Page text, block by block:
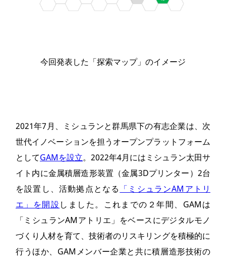
今回発表した「探索マップ」のイメージ
2021年7月、ミシュランと群馬県下の有志企業は、次
世代イノベーションを担うオープンプラットフォーム
としてGAMを設立。2022年4月にはミシュラン太田サ
イト内に金属積層造形装置（金属3Dプリンター）2台
を設置し、活動拠点となる 「ミシュランAMアトリ
エ」を開設 しました。これまでの２年間、GAMは
「ミシュランAMアトリエ」をベースにデジタルモノ
づくり人材を育て、技術者のリスキリングを積極的に
行うほか、GAMメンバー企業と共に積層造形技術の